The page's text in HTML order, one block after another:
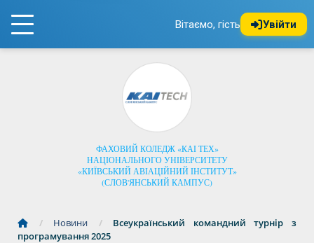
Вітаємо, гість Увійти
ФАХОВИЙ КОЛЕДЖ «КАІ ТЕХ»
НАЦІОНАЛЬНОГО УНІВЕРСИТЕТУ
«КИЇВСЬКИЙ АВІАЦІЙНИЙ ІНСТИТУТ»
(СЛОВ'ЯНСЬКИЙ КАМПУС)
/ Новини /
Всеукраїнський командний турнір з
програмування 2025